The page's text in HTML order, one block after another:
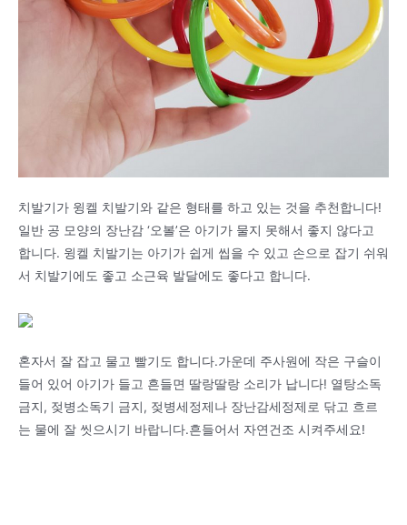
치발기가 윙켈 치발기와 같은 형태를 하고 있는 것을 추천합니다!
일반 공 모양의 장난감 ‘오볼’은 아기가 물지 못해서 좋지 않다고
합니다. 윙켈 치발기는 아기가 쉽게 씹을 수 있고 손으로 잡기 쉬워
서 치발기에도 좋고 소근육 발달에도 좋다고 합니다.
혼자서 잘 잡고 물고 빨기도 합니다.가운데 주사원에 작은 구슬이
들어 있어 아기가 들고 흔들면 딸랑딸랑 소리가 납니다! 열탕소독
금지, 젖병소독기 금지, 젖병세정제나 장난감세정제로 닦고 흐르
는 물에 잘 씻으시기 바랍니다.흔들어서 자연건조 시켜주세요!